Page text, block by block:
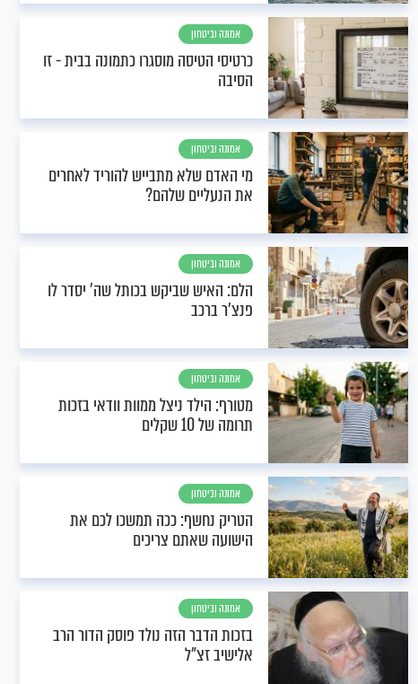
אמונה וביטחון
כרטיסי הטיסה מוסגרו כתמונה בבית - זו
הסיבה
אמונה וביטחון
מי האדם שלא מתבייש להוריד לאחרים
את הנעליים שלהם?
אמונה וביטחון
הלם: האיש שביקש בכותל שה' יסדר לו
פנצ'ר ברכב
אמונה וביטחון
מטורף: הילד ניצל ממוות וודאי בזכות
תרומה של 10 שקלים
אמונה וביטחון
הטריק נחשף: ככה תמשכו לכם את
הישועה שאתם צריכים
אמונה וביטחון
בזכות הדבר הזה נולד פוסק הדור הרב
אלישיב זצ"ל